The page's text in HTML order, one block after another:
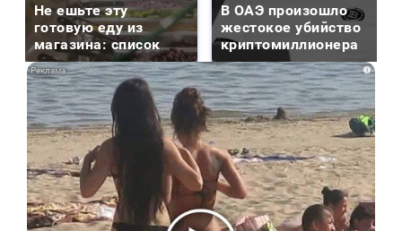
Не ешьте эту
готовую еду из
магазина: список
В ОАЭ произошло
жестокое убийство
криптомиллионера
i